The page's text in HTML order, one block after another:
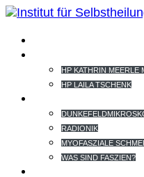
HP KATHRIN MEERLE
HP LAILA TSCHENK
RADIONIK
MYOFASZIALE
WAS SIND FASZIEN?